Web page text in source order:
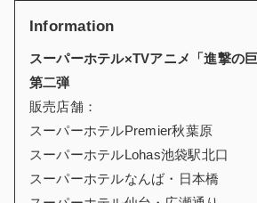
Information
スーパーホテル×TVアニメ「進撃の
第二弾
販売店舗：
スーパーホテルPremier秋葉原
スーパーホテルLohas池袋駅北口
スーパーホテルなんば・日本橋